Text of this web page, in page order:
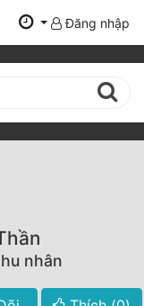
Đăng nhập
nhân